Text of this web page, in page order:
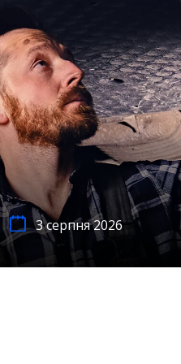
3 серпня 2026